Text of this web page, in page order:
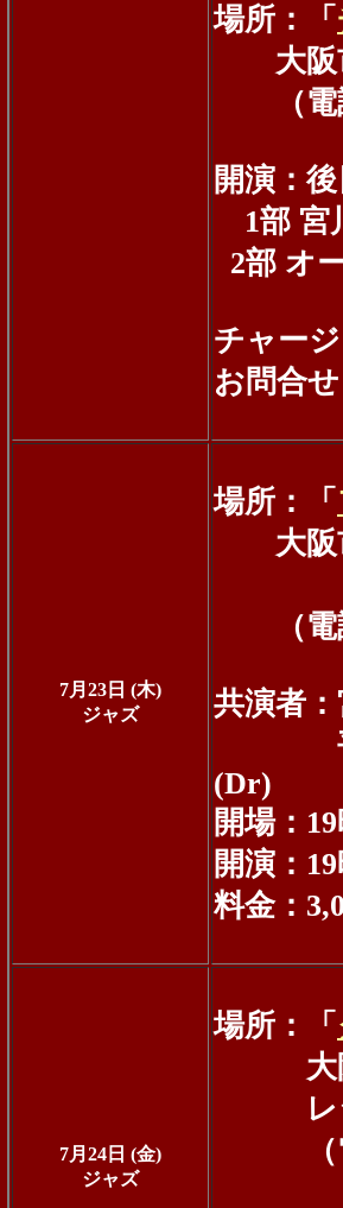
場所：「
大阪
（電話
開演：
1部 宮
2部 オ
チャー
お問合せ
7月23日 (木)
ジャズ
場所：「
大阪市
（電話
共演者
平山
(Dr)
開場：
開演：
料金：
7月24日 (金)
ジャズ
場所：「
大阪
レジ
（電